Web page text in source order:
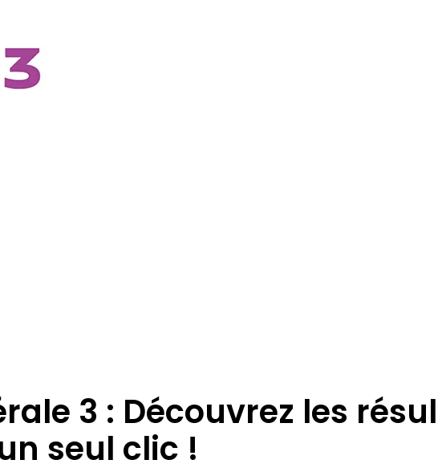
3 : Découvrez les
seul clic !